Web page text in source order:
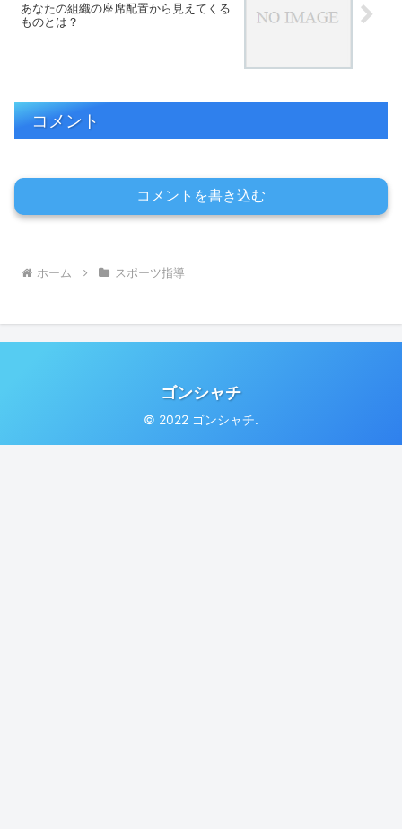
あなたの組織の座席配置から見えてくる
ものとは？
コメント
コメントを書き込む
ホーム スポーツ指導
ゴンシャチ
© 2022 ゴンシャチ.